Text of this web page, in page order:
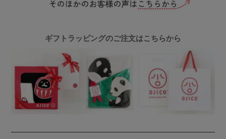
ギフトラッピングのご注文はこちらから